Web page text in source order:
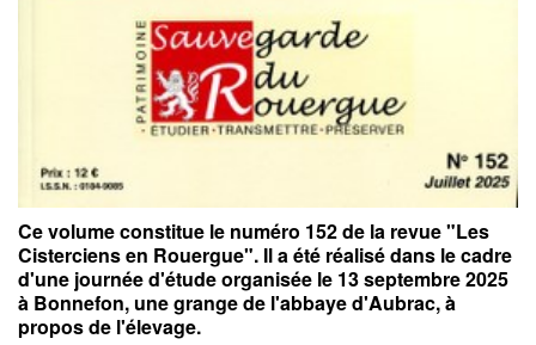
Ce volume constitue le numéro 152 de la revue "Les
Cisterciens en Rouergue". Il a été réalisé dans le cadre
d'une journée d'étude organisée le 13 septembre 2025
à Bonnefon, une grange de l'abbaye d'Aubrac, à
propos de l'élevage.